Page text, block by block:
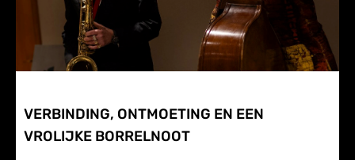
VERBINDING, ONTMOETING EN EEN
VROLIJKE BORRELNOOT